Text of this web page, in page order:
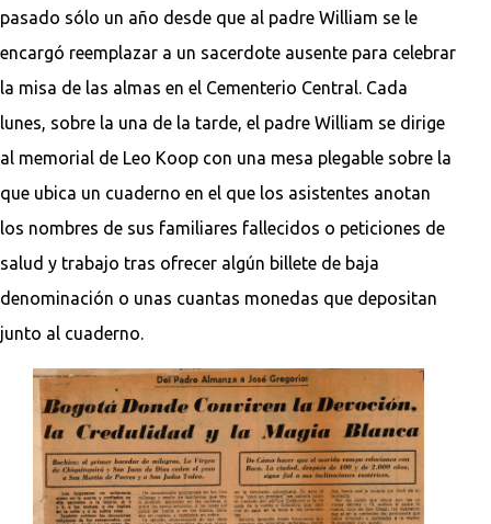
pasado sólo un año desde que al padre William se le
encargó reemplazar a un sacerdote ausente para celebrar
la misa de las almas en el Cementerio Central. Cada
lunes, sobre la una de la tarde, el padre William se dirige
al memorial de Leo Koop con una mesa plegable sobre la
que ubica un cuaderno en el que los asistentes anotan
los nombres de sus familiares fallecidos o peticiones de
salud y trabajo tras ofrecer algún billete de baja
denominación o unas cuantas monedas que depositan
junto al cuaderno.